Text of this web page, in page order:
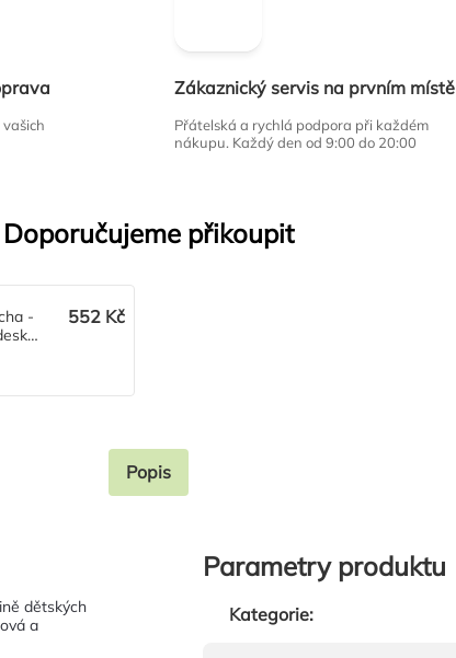
Zákaznický servis na prvním místě
Přátelská a rychlá podpora při každém
nákupu. Každý den od 9:00 do 20:00
Doporučujeme přikoupit
-
552 Kč
Popis
dětských
a
Parametry produktu
Kategorie: